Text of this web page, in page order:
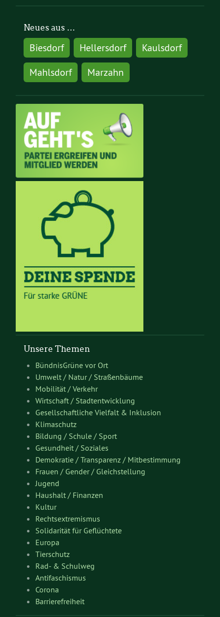
Neues aus …
Biesdorf Hellersdorf
Kaulsdorf
Mahlsdorf
Marzahn
Unsere Themen
BündnisGrüne vor Ort
Umwelt / Natur / Straßenbäume
Mobilität / Verkehr
Wirtschaft / Stadtentwicklung
Gesellschaftliche Vielfalt & Inklusion
Klimaschutz
Bildung / Schule / Sport
Gesundheit / Soziales
Demokratie / Transparenz / Mitbestimmung
Frauen / Gender / Gleichstellung
Jugend
Haushalt / Finanzen
Kultur
Rechtsextremismus
Solidarität für Geflüchtete
Europa
Tierschutz
Rad- & Schulweg
Antifaschismus
Corona
Barrierefreiheit